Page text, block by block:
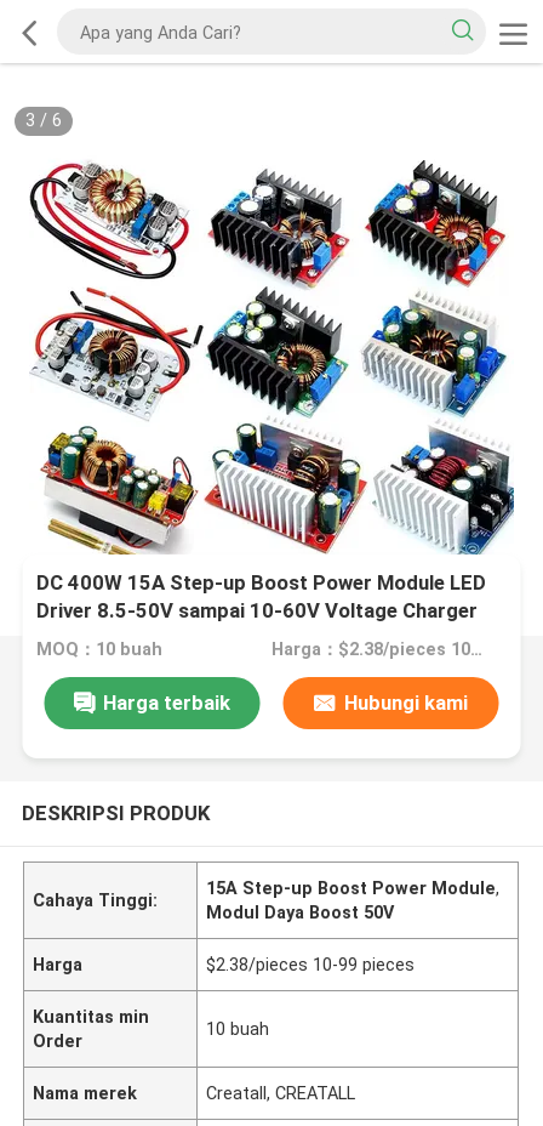
3 / 6
DC 400W 15A Step-up Boost Power Module LED
Driver 8.5-50V sampai 10-60V Voltage Charger
MOQ：10 buah Harga：$2.38/pieces 10-99 pieces
Harga terbaik Hubungi kami
DESKRIPSI PRODUK
Cahaya Tinggi:
15A Step-up Boost Power Module,
Modul Daya Boost 50V
Harga $2.38/pieces 10-99 pieces
Kuantitas min
Order
10 buah
Nama merek Creatall, CREATALL